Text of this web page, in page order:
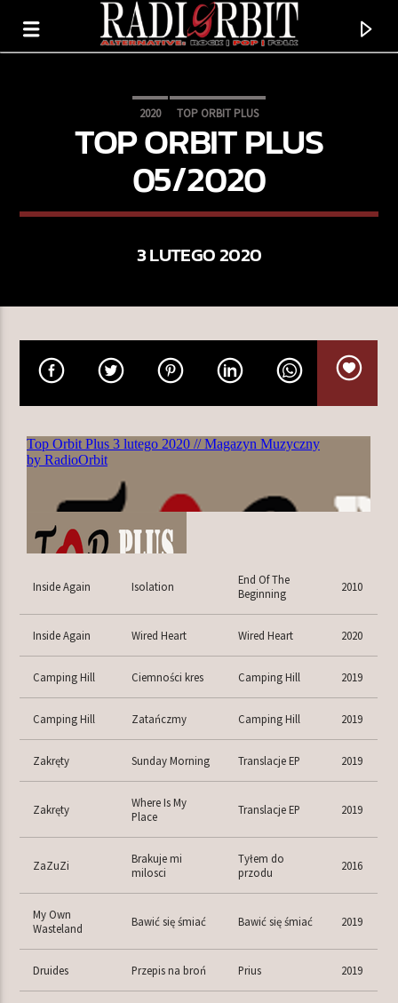
WHITE DESERT
ASH
TERAZ W RAMÓWCE
NIGHT ORBIT
LIGHT ORBIT WEEKEND
06:00 08:00
Radio Orbit
2020 TOP ORBIT PLUS
TOP ORBIT PLUS
05/2020
3 LUTEGO 2020
Inside Again Isolation
End Of The
Beginning
2010
Inside Again Wired Heart Wired Heart 2020
Camping Hill Ciemności kres Camping Hill 2019
Camping Hill Zatańczmy Camping Hill 2019
Zakręty Sunday Morning Translacje EP 2019
Zakręty
Where Is My
Place
Translacje EP 2019
ZaZuZi
Brakuje mi
milosci
Tyłem do
przodu
2016
My Own
Wasteland
Bawić się śmiać Bawić się śmiać 2019
Druides Przepis na broń Prius 2019